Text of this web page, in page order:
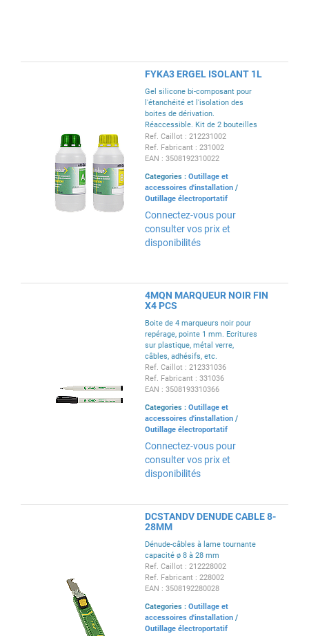
FYKA3 ERGEL ISOLANT 1L
Gel silicone bi-composant pour
l'étanchéité et l'isolation des
boites de dérivation.
Réaccessible. Kit de 2 bouteilles
de 0,5 l.
Ref. Caillot : 212231002
Ref. Fabricant : 231002
EAN : 3508192310022
Categories : Outillage et
accessoires d'installation /
Outillage électroportatif
Connectez-vous pour
consulter vos prix et
disponibilités
4MQN MARQUEUR NOIR FIN
X4 PCS
Boite de 4 marqueurs noir pour
repérage, pointe 1 mm. Ecritures
sur plastique, métal verre,
câbles, adhésifs, etc.
Ref. Caillot : 212331036
Ref. Fabricant : 331036
EAN : 3508193310366
Categories : Outillage et
accessoires d'installation /
Outillage électroportatif
Connectez-vous pour
consulter vos prix et
disponibilités
DCSTANDV DENUDE CABLE 8-
28MM
Dénude-câbles à lame tournante
capacité ø 8 à 28 mm
Ref. Caillot : 212228002
Ref. Fabricant : 228002
EAN : 3508192280028
Categories : Outillage et
accessoires d'installation /
Outillage électroportatif